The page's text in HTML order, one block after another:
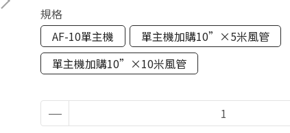
規格
AF-10單主機
單主機加購10”×5米風管
單主機加購10”×10米風管